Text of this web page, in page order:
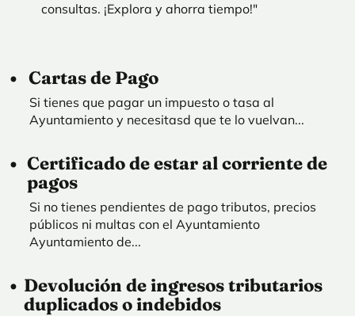
consultas. ¡Explora y ahorra tiempo!"
Cartas de Pago
Si tienes que pagar un impuesto o tasa al
Ayuntamiento y necesitasd que te lo vuelvan...
Certificado de estar al corriente de
pagos
Si no tienes pendientes de pago tributos, precios
públicos ni multas con el Ayuntamiento
Ayuntamiento de...
Devolución de ingresos tributarios
duplicados o indebidos